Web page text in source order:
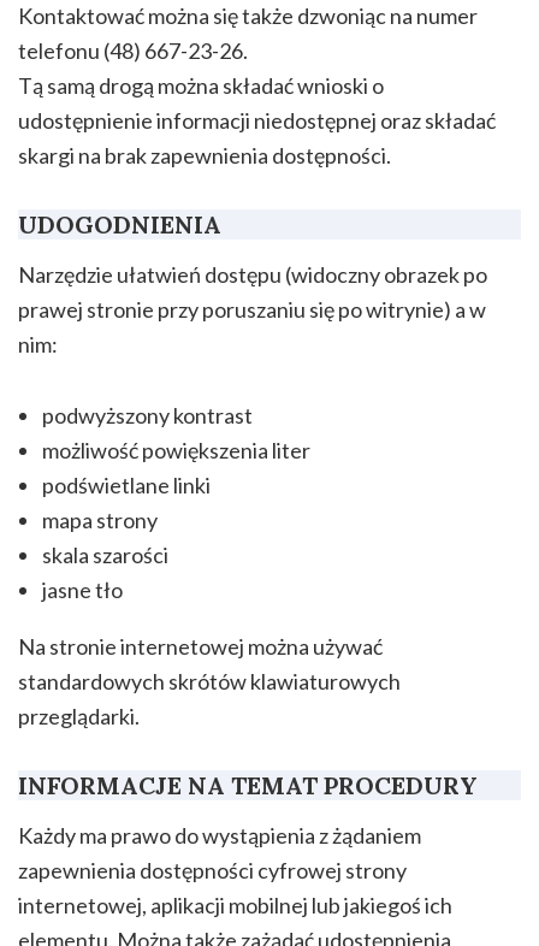
Kontaktować można się także dzwoniąc na numer
telefonu (48) 667-23-26.
Tą samą drogą można składać wnioski o
udostępnienie informacji niedostępnej oraz składać
skargi na brak zapewnienia dostępności.
UDOGODNIENIA
Narzędzie ułatwień dostępu (widoczny obrazek po
prawej stronie przy poruszaniu się po witrynie) a w
nim:
podwyższony kontrast
możliwość powiększenia liter
podświetlane linki
mapa strony
skala szarości
jasne tło
Na stronie internetowej można używać
standardowych skrótów klawiaturowych
przeglądarki.
INFORMACJE NA TEMAT PROCEDURY
Każdy ma prawo do wystąpienia z żądaniem
zapewnienia dostępności cyfrowej strony
internetowej, aplikacji mobilnej lub jakiegoś ich
elementu. Można także zażądać udostępnienia